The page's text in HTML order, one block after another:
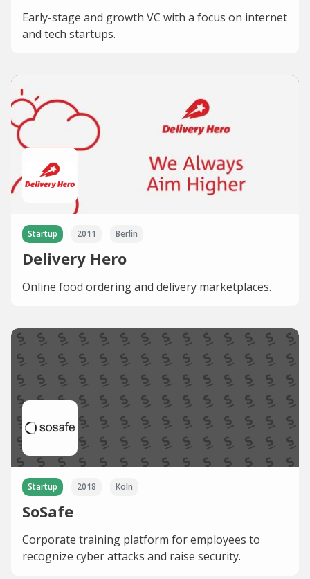
Early-stage and growth VC with a focus on internet
and tech startups.
Startup 2011 Berlin
Delivery Hero
Online food ordering and delivery marketplaces.
Startup 2018 Köln
SoSafe
Corporate training platform for employees to
recognize cyber attacks and raise security.